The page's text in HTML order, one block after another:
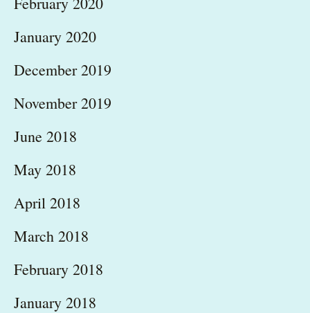
January 2020
December 2019
November 2019
June 2018
May 2018
April 2018
March 2018
February 2018
January 2018